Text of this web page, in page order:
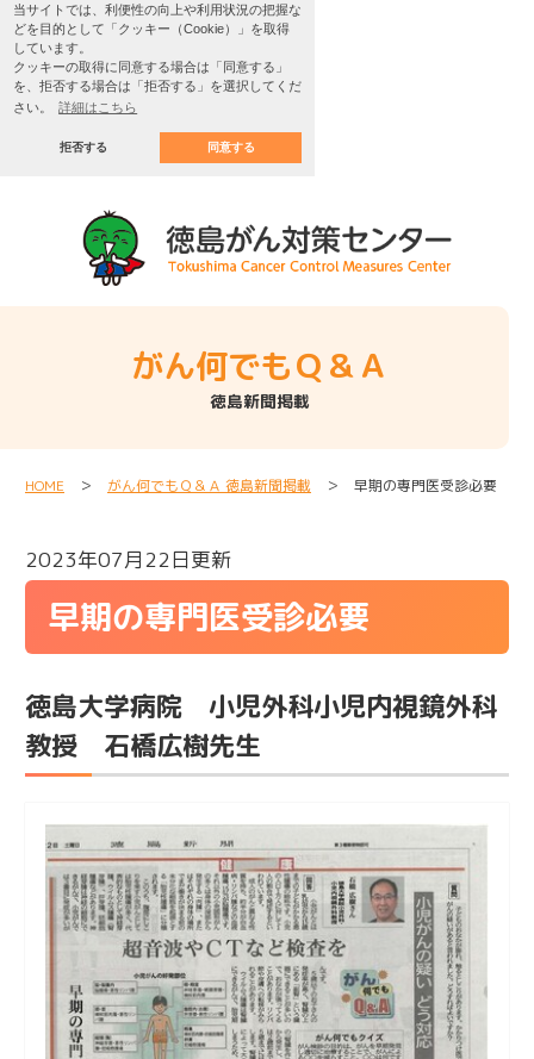
当サイトでは、利便性の向上や利用状況の把握な
どを目的として「クッキー（Cookie）」を取得
しています。
クッキーの取得に同意する場合は「同意する」
を、拒否する場合は「拒否する」を選択してくだ
さい。
詳細はこちら
拒否する 同意する
がん何でもＱ＆Ａ
徳島新聞掲載
HOME ＞ がん何でもＱ＆Ａ 徳島新聞掲載 ＞ 早期の専門医受診必要
2023年07月22日更新
早期の専門医受診必要
徳島大学病院 小児外科小児内視鏡外科
教授 石橋広樹先生